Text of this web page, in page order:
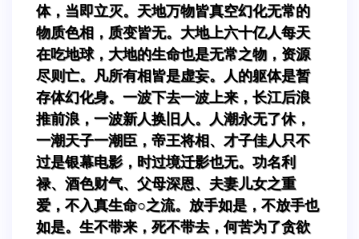
体，当即立灭。天地万物皆真空幻化无常的
物质色相，质变皆无。大地上六十亿人每天
在吃地球，大地的生命也是无常之物，资源
尽则亡。凡所有相皆是虚妄。人的躯体是暂
存体幻化身。一波下去一波上来，长江后浪
推前浪，一波新人换旧人。人潮永无了休，
一潮天子一潮臣，帝王将相、才子佳人只不
过是银幕电影，时过境迁影也无。功名利
禄、酒色财气、父母深恩、夫妻儿女之重
爱，不入真生命○之流。放手如是，不放手也
如是。生不带来，死不带去，何苦为了贪欲